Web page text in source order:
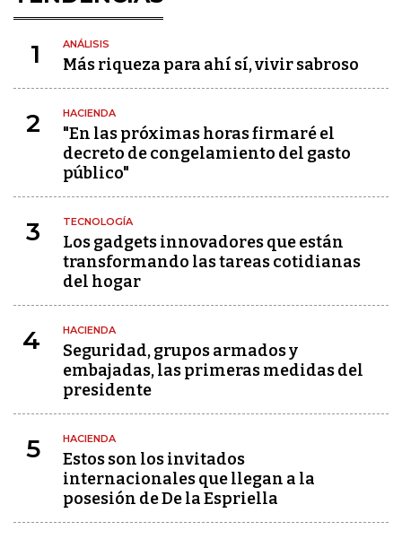
1 ANÁLISIS
Más riqueza para ahí sí, vivir sabroso
2 HACIENDA
"En las próximas horas firmaré el
decreto de congelamiento del gasto
público"
3 TECNOLOGÍA
Los gadgets innovadores que están
transformando las tareas cotidianas
del hogar
4 HACIENDA
Seguridad, grupos armados y
embajadas, las primeras medidas del
presidente
5 HACIENDA
Estos son los invitados
internacionales que llegan a la
posesión de De la Espriella